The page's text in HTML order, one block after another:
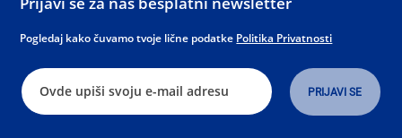
Pogledaj kako čuvamo tvoje lične podatke Politika Privatnosti